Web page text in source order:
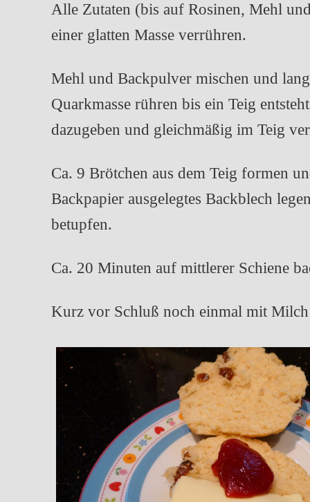
Alle Zutaten (bis auf Rosinen, Mehl
einer glatten Masse verrühren.
Mehl und Backpulver mischen und
Quarkmasse rühren bis ein Teig
dazugeben und gleichmäßig im Teig
Ca. 9 Brötchen aus dem Teig formen
Backpapier ausgelegtes Backblech
betupfen.
Ca. 20 Minuten auf mittlerer Schiene
Kurz vor Schluß noch einmal mit